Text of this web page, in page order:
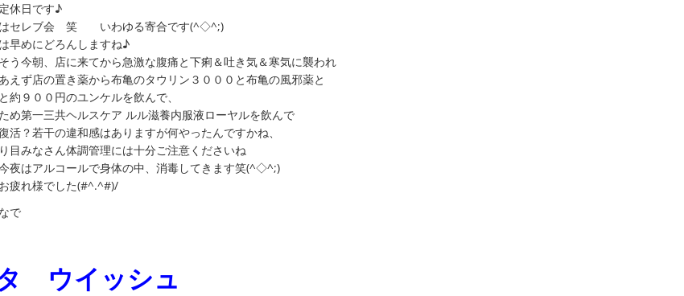
休日です♪
はセレブ会 笑 いわゆる寄合です(^◇^;)
早めにどろんしますね♪
う今朝、店に来てから急激な腹痛と下痢＆吐き気＆寒気に襲われ
えず店の置き薬から布亀のタウリン３０００と布亀の風邪薬と
約９００円のユンケルを飲んで、
め第一三共ヘルスケア ルル滋養内服液ローヤルを飲んで
活？若干の違和感はありますが何やったんですかね、
目みなさん体調管理には十分ご注意くださいね
夜はアルコールで身体の中、消毒してきます笑(^◇^;)
疲れ様でした(#^.^#)/
で
ウイッシュ